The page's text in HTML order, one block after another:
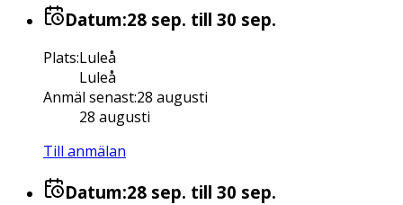
Datum:28 sep. till 30 sep.
Plats:Luleå
Luleå
Anmäl senast:28 augusti
28 augusti
Till anmälan
Datum:28 sep. till 30 sep.